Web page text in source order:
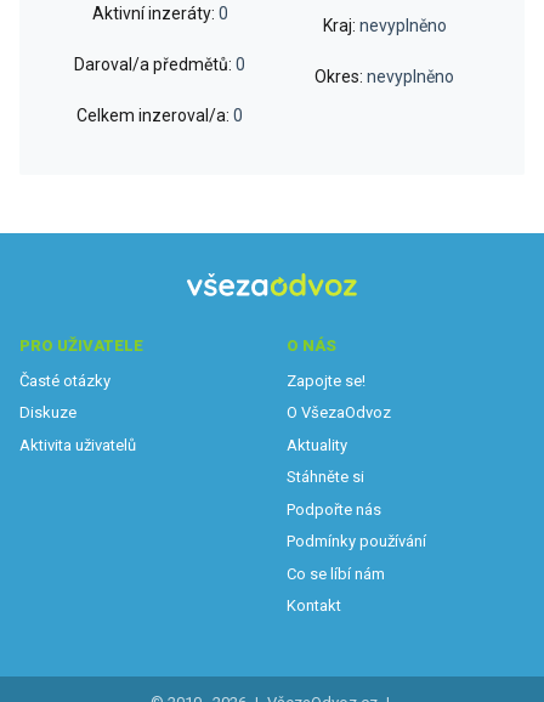
Aktivní inzeráty: 0
Daroval/a předmětů: 0
Celkem inzeroval/a: 0
Kraj: nevyplněno
Okres: nevyplněno
PRO UŽIVATELE
Časté otázky
Diskuze
Aktivita uživatelů
O NÁS
Zapojte se!
O VšezaOdvoz
Aktuality
Stáhněte si
Podpořte nás
Podmínky používání
Co se líbí nám
Kontakt